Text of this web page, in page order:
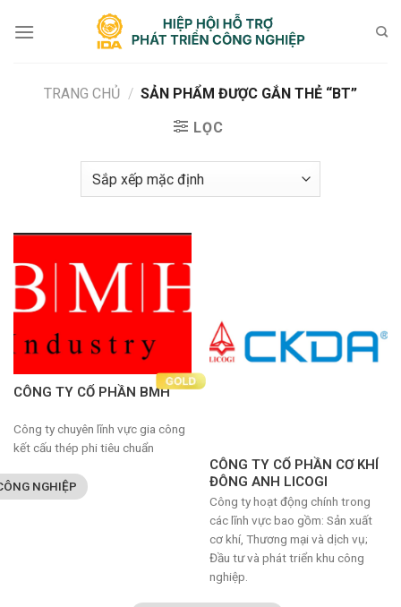
qua
TRANG CHỦ / SẢN PHẨM ĐƯỢC GẮN THẺ “BT”
LỌC
CÔNG TY CỔ PHẦN BMH
NGHIỆP
Công ty chuyên lĩnh vực gia công
kết cấu thép phi tiêu chuẩn
CÔNG TY CỔ PHẦN CƠ KHÍ
ĐÔNG ANH LICOGI
Công ty hoạt động chính trong
các lĩnh vực bao gồm: Sản xuất
cơ khí, Thương mại và dịch vụ;
Đầu tư và phát triển khu công
nghiệp.